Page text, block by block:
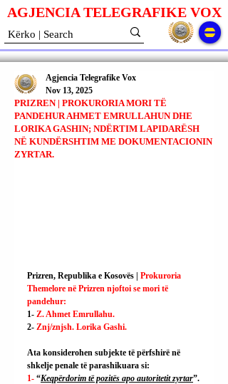
AGJENCIA TELEGRAFIKE VOX
PRIZREN | PROKURORIA MORI TË
PANDEHUR AHMET EMRULLAHUN DHE
LORIKA GASHIN; NDËRTIM LAPIDARËSH
NË KUNDËRSHTIM ME DOKUMENTACIONIN
ZYRTAR.
Agjencia Telegrafike Vox
Nov 13, 2025
Prizren, Republika e Kosovës | Prokuroria
Themelore në Prizren njoftoi se mori të
pandehur:
1- Z. Ahmet Emrullahu.
2- Znj/znjsh. Lorika Gashi.
Ata konsiderohen subjekte të përfshirë në
shkelje penale të parashikuara si:
1- “Keqpërdorim të pozitës apo autoritetit zyrtar”.